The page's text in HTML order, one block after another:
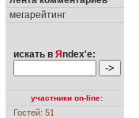
мегарейтинг
искать в Я ndex'е:
участники on-line:
Гостей: 51